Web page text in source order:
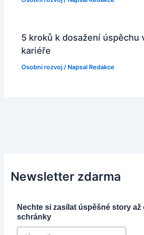
5 kroků k dosažení úspěchu
kariéře
Osobní rozvoj / Napsal Redakce
Newsletter zdarma
Nechte si zasílat úspěšné story
schránky